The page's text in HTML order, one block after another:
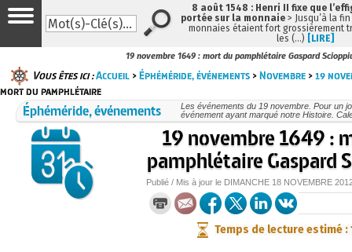
19 novembre 1649 : mort du pamphlétaire Gaspard
Vous êtes ici :Accueil >Éphéméride, événements >Novembre >19
mort du pamphlétaire
Éphéméride, événements
Les événements du 19 novembre. Pour un
événement ayant marqué notre Histoire.
19 novembre 1649 :
pamphlétaire Gaspard
Publié / Mis à jour le DIMANCHE 18 NOVEMBRE
Temps de lecture estimé :
8 août 1548 : Henri II fixe que
portée sur la monnaie > Jusqu’à la
monnaies étaient fort grossièrement
les (…) [LIRE]